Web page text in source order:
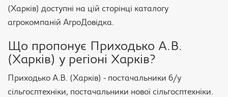
(Харків) доступні на цій сторінці каталогу
агрокомпаній АгроДовідка.
Що пропонує Приходько А.В.
(Харків) у регіоні Харків?
Приходько А.В. (Харків) - постачальники б/у
сільгосптехніки, постачальники нової сільгосптехніки.